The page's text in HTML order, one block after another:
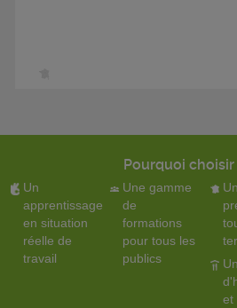
Pourquoi
Un
apprentissage
en situation
réelle de
travail
Une gamme
de
formations
pour tous les
publics
et